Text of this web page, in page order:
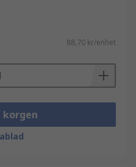
konstruktion
och transport
ofta i:
88,70 kr/enhet
korgen